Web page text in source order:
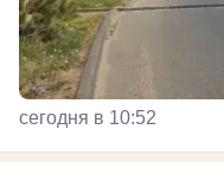
сегодня в 10:52